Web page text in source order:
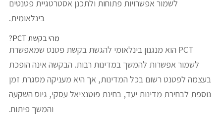
לשמור אפשרויות פתוחות ולתכנן אסטרטגיית פטנטים
בינלאומית.
מהי בקשת PCT?
PCT הוא מנגנון בינלאומי להגשת בקשת פטנט שמאפשרת
לשמור אפשרות להמשך במדינות רבות. הבקשה אינה הופכת
בעצמה לפטנט רשום בכל המדינות, אך היא מעניקה מסגרת זמן
נוספת לבחירת מדינות יעד, בחינת פוטנציאל עסקי, גיוס השקעה
והמשך פיתוח.